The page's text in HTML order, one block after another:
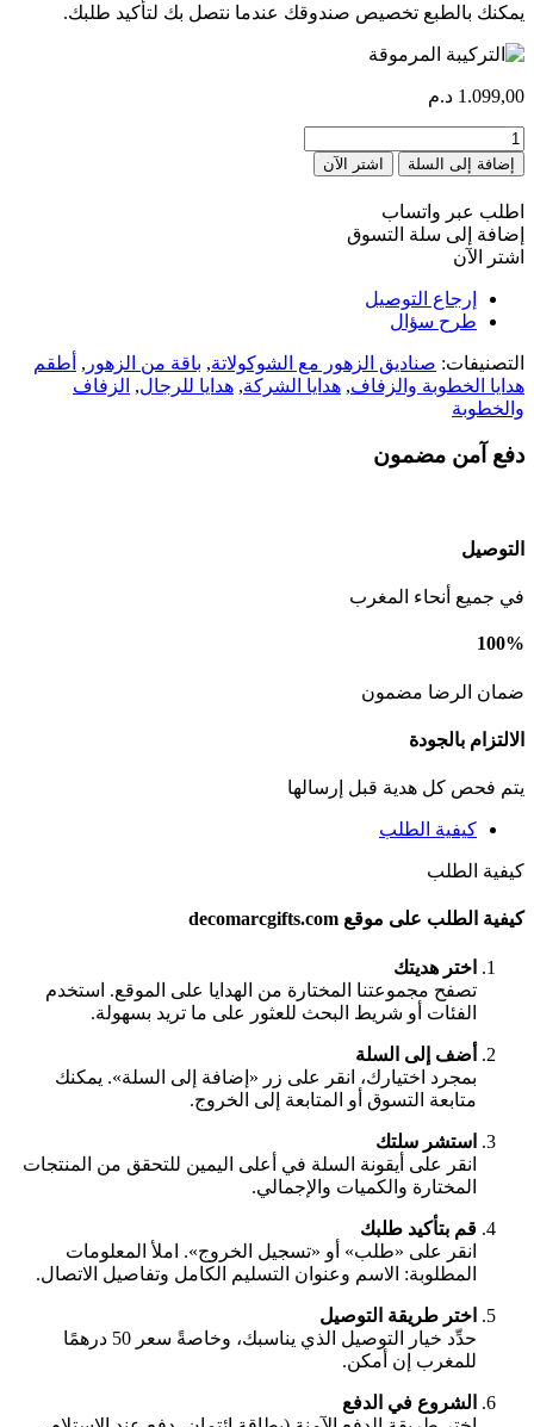
يمكنك بالطبع تخصيص صندوقك عندما نتصل بك لتأكيد طلبك.
1.099,00 د.م
كمية
composition
prestige
إضافة إلى السلة اشتر الآن
اطلب عبر واتساب
إضافة إلى سلة التسوق
اشتر الآن
إرجاع التوصيل
طرح سؤال
التصنيفات: صناديق الزهور مع الشوكولاتة, باقة من الزهور , أطقم
هدايا الخطوبة والزفاف, هدايا الشركة, هدايا للرجال, الزفاف
والخطوبة
دفع آمن مضمون
التوصيل
في جميع أنحاء المغرب
100%
ضمان الرضا مضمون
الالتزام بالجودة
يتم فحص كل هدية قبل إرسالها
كيفية الطلب
كيفية الطلب
كيفية الطلب على موقع decomarcgifts.com
اختر هديتك
تصفح مجموعتنا المختارة من الهدايا على الموقع. استخدم
الفئات أو شريط البحث للعثور على ما تريد بسهولة.
أضف إلى السلة
بمجرد اختيارك، انقر على زر «إضافة إلى السلة». يمكنك
متابعة التسوق أو المتابعة إلى الخروج.
استشر سلتك
انقر على أيقونة السلة في أعلى اليمين للتحقق من المنتجات
المختارة والكميات والإجمالي.
قم بتأكيد طلبك
انقر على «طلب» أو «تسجيل الخروج». املأ المعلومات
المطلوبة: الاسم وعنوان التسليم الكامل وتفاصيل الاتصال.
اختر طريقة التوصيل
حدِّد خيار التوصيل الذي يناسبك، وخاصةً سعر 50 درهمًا
للمغرب إن أمكن.
الشروع في الدفع